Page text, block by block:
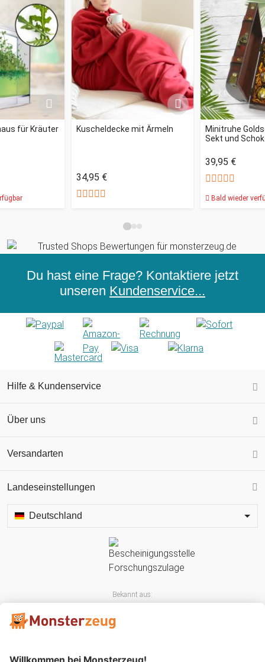
für Kräuter Kuscheldecke mit Ärmeln
34,95 €
Minitruhe
Sekt und
39,95 €
Bald wieder
Du hast eine Frage? Kontaktiere jetzt
unseren Kundenservice...
Hilfe & Kundenservice
Über uns
Versandarten
Landeseinstellungen
Deutschland
Bekannt aus: